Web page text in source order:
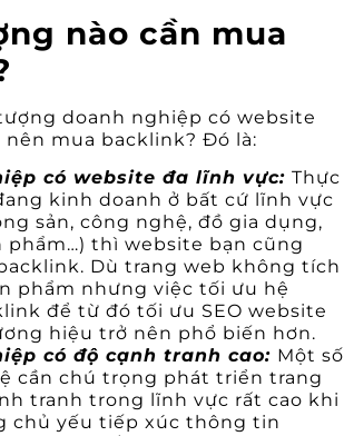
nào cần mua
doanh nghiệp có website
mua backlink? Đó là:
có website đa lĩnh vực: Thực
kinh doanh ở bất cứ lĩnh vực
sản, công nghệ, đồ gia dụng,
phẩm…) thì website bạn cũng
Dù trang web không tích
phẩm nhưng việc tối ưu hệ
để từ đó tối ưu SEO website
hiệu trở nên phổ biến hơn.
có độ cạnh tranh cao: Một số
cần chú trọng phát triển trang
tranh trong lĩnh vực rất cao khi
chủ yếu tiếp xúc thông tin